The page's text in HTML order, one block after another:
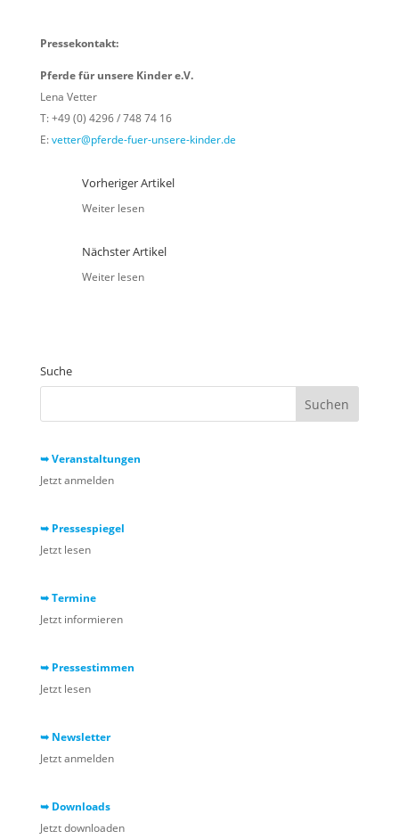
Pressekontakt:
Pferde für unsere Kinder e.V.
Lena Vetter
T: +49 (0) 4296 / 748 74 16
E:vetter@pferde-fuer-unsere-kinder.de
Vorheriger Artikel
Weiter lesen
Nächster Artikel
Weiter lesen
Suche
➥ Veranstaltungen
Jetzt anmelden
➥ Pressespiegel
Jetzt lesen
➥ Termine
Jetzt informieren
➥ Pressestimmen
Jetzt lesen
➥ Newsletter
Jetzt anmelden
➥ Downloads
Jetzt downloaden